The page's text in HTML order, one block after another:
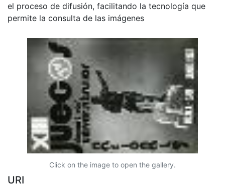
el proceso de difusión, facilitando la tecnología que
permite la consulta de las imágenes
Click on the image to open the gallery.
URI